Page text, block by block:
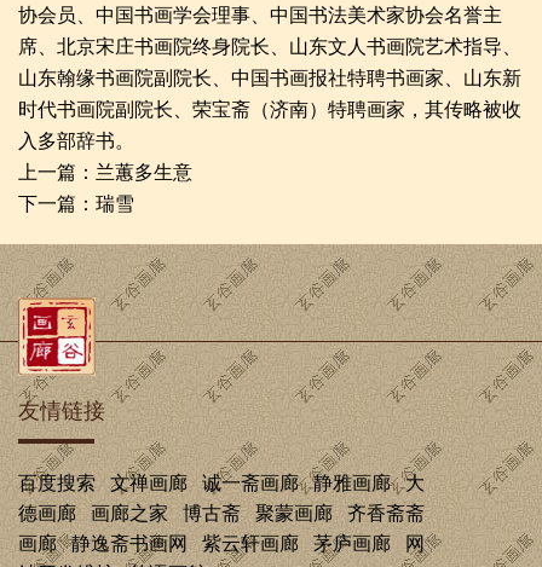
协会员、中国书画学会理事、中国书法美术家协会名誉主
席、北京宋庄书画院终身院长、山东文人书画院艺术指导、
山东翰缘书画院副院长、中国书画报社特聘书画家、山东新
时代书画院副院长、荣宝斋（济南）特聘画家，其传略被收
入多部辞书。
上一篇： 兰蕙多生意
下一篇： 瑞雪
友情链接
百度搜索 文禅画廊 诚一斋画廊 静雅画廊
大
德画廊
画廊之家 博古斋 聚蒙画廊
齐香斋斋
画廊
静逸斋书画网 紫云轩画廊 茅庐画廊
网